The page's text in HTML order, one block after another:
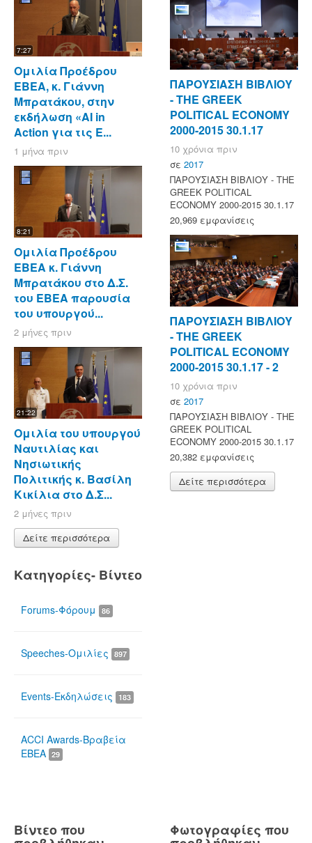
7:27
Ομιλία Προέδρου
ΕΒΕΑ, κ. Γιάννη
Μπρατάκου, στην
εκδήλωση «AI in
Action για τις Ε...
1 μήνα πριν
8:21
Ομιλία Προέδρου
ΕΒΕΑ κ. Γιάννη
Μπρατάκου στο Δ.Σ.
του ΕΒΕΑ παρουσία
του υπουργού...
2 μήνες πριν
21:22
Ομιλία του υπουργού
Ναυτιλίας και
Νησιωτικής
Πολιτικής κ. Βασίλη
Κικίλια στο Δ.Σ...
2 μήνες πριν
Δείτε περισσότερα
Κατηγορίες- Βίντεο
Forums-Φόρουμ 86
Speeches-Ομιλίες 897
Events-Εκδηλώσεις 183
ACCI Awards-Βραβεία
ΕΒΕΑ 29
ΠΑΡΟΥΣΙΑΣΗ ΒΙΒΛΙΟΥ
- ΤΗΕ GREEK
POLITICAL ECONOMY
2000-2015 30.1.17
10 χρόνια πριν
σε 2017
ΠΑΡΟΥΣΙΑΣΗ ΒΙΒΛΙΟΥ - ΤΗΕ
GREEK POLITICAL
ECONOMY 2000-2015 30.1.17
20,969 εμφανίσεις
ΠΑΡΟΥΣΙΑΣΗ ΒΙΒΛΙΟΥ
- ΤΗΕ GREEK
POLITICAL ECONOMY
2000-2015 30.1.17 - 2
10 χρόνια πριν
σε 2017
ΠΑΡΟΥΣΙΑΣΗ ΒΙΒΛΙΟΥ - ΤΗΕ
GREEK POLITICAL
ECONOMY 2000-2015 30.1.17
20,382 εμφανίσεις
Δείτε περισσότερα
Βίντεο που Φωτογραφίες που